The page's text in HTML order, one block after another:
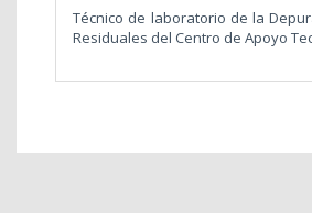
Técnico de laboratorio de la
Residuales del Centro de Apoyo